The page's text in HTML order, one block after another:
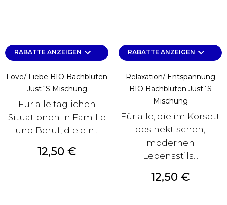
RABATTE ANZEIGEN keyboard_arrow_down
Love/ Liebe BIO Bachblüten
Just´s Mischung
Für alle täglichen
Situationen in Familie
und Beruf, die ein...
Preis
12,50 €
RABATTE ANZEIGEN keyboard_arrow_down
Relaxation/ Entspannung
BIO Bachblüten Just´s
Mischung
Für alle, die im Korsett
des hektischen,
modernen
Lebensstils...
Preis
12,50 €